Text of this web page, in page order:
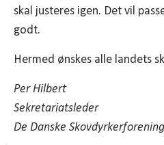
skal justeres igen. Det vil
godt.
Hermed ønskes alle landets
Per Hilbert
Sekretariatsleder
De Danske